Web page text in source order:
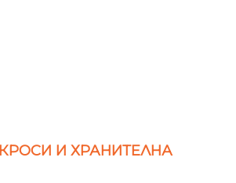
И ХРАНИТЕЛНА